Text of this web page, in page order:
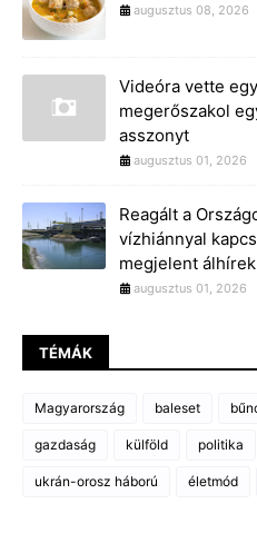
augusztus 08, 2026
Videóra vette
megerőszakol
asszonyt
augusztus 01, 2026
Reagált a
vízhiánnyal
megjelent
augusztus 01, 2026
TÉMÁK
Magyarország baleset
gazdaság külföld politika
ukrán-orosz háború életmód